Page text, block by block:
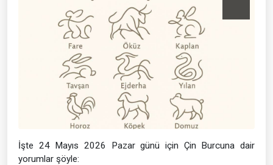
İşte 24 Mayıs 2026 Pazar günü için Çin Burcuna dair
yorumlar şöyle: